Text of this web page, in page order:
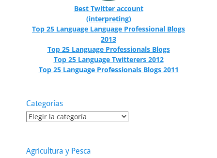
Best Twitter account
(interpreting)
Top 25 Language Language Professional Blogs
2013
Top 25 Language Professionals Blogs
Top 25 Language Twitterers 2012
Top 25 Language Professionals Blogs 2011
Categorías
Categorías
Agricultura y Pesca